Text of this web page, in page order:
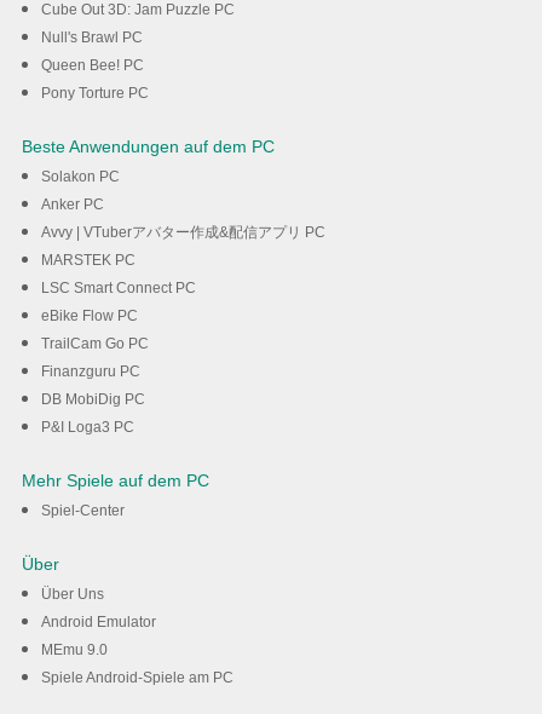
Cube Out 3D: Jam Puzzle PC
Null's Brawl PC
Queen Bee! PC
Pony Torture PC
Beste Anwendungen auf dem PC
Solakon PC
Anker PC
Avvy | VTuberアバター作成&配信アプリ PC
MARSTEK PC
LSC Smart Connect PC
eBike Flow PC
TrailCam Go PC
Finanzguru PC
DB MobiDig PC
P&I Loga3 PC
Mehr Spiele auf dem PC
Spiel-Center
Über
Über Uns
Android Emulator
MEmu 9.0
Spiele Android-Spiele am PC